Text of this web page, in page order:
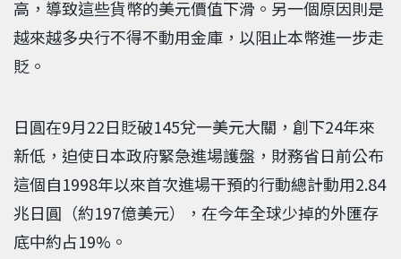
高，導致這些貨幣的美元價值下滑。另一個原因則是
越來越多央行不得不動用金庫，以阻止本幣進一步走
貶。
日圓在9月22日貶破145兌一美元大關，創下24年來
新低，迫使日本政府緊急進場護盤，財務省日前公布
這個自1998年以來首次進場干預的行動總計動用2.84
兆日圓（約197億美元），在今年全球少掉的外匯存
底中約占19%。